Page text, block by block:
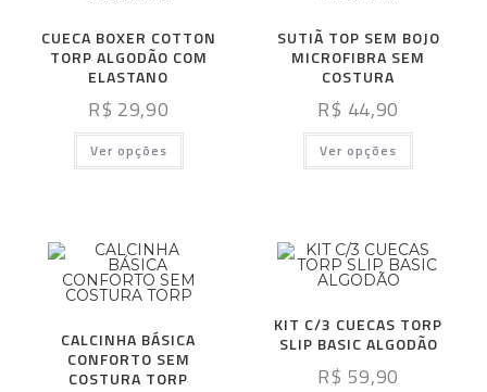
CUECA BOXER COTTON
TORP ALGODÃO COM
ELASTANO
R$ 29,90
Ver opções
SUTIÃ TOP SEM BOJO
MICROFIBRA SEM
COSTURA
R$ 44,90
Ver opções
CALCINHA BÁSICA
CONFORTO SEM
COSTURA TORP
KIT C/3 CUECAS TORP
SLIP BASIC ALGODÃO
R$ 59,90